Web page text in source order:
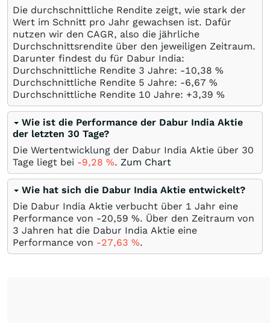
Die durchschnittliche Rendite zeigt, wie stark der
Wert im Schnitt pro Jahr gewachsen ist. Dafür
nutzen wir den CAGR, also die jährliche
Durchschnittsrendite über den jeweiligen Zeitraum.
Darunter findest du für Dabur India:
Durchschnittliche Rendite 3 Jahre: -10,38 %
Durchschnittliche Rendite 5 Jahre: -6,67 %
Durchschnittliche Rendite 10 Jahre: +3,39 %
Wie ist die Performance der Dabur India Aktie
der letzten 30 Tage?
Die Wertentwicklung der Dabur India Aktie über 30
Tage liegt bei -9,28 %. Zum Chart
Wie hat sich die Dabur India Aktie entwickelt?
Die Dabur India Aktie verbucht über 1 Jahr eine
Performance von -20,59 %. Über den Zeitraum von
3 Jahren hat die Dabur India Aktie eine
Performance von -27,63 %.